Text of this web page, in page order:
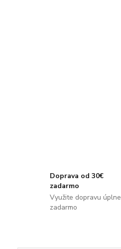
Doprava od 30€
zadarmo
Využite dopravu úplne
zadarmo